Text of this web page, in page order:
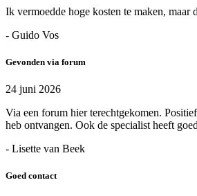
Ik vermoedde hoge kosten te maken, maar
- Guido Vos
Gevonden via forum
24 juni 2026
Via een forum hier terechtgekomen.
heb ontvangen. Ook de specialist heeft
- Lisette van Beek
Goed contact